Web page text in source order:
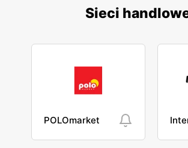
Sieci
POLOmarket